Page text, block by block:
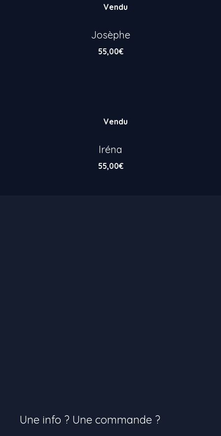
Vendu
Josèphe
55,00€
Vendu
Iréna
55,00€
Une info ? Une commande ?